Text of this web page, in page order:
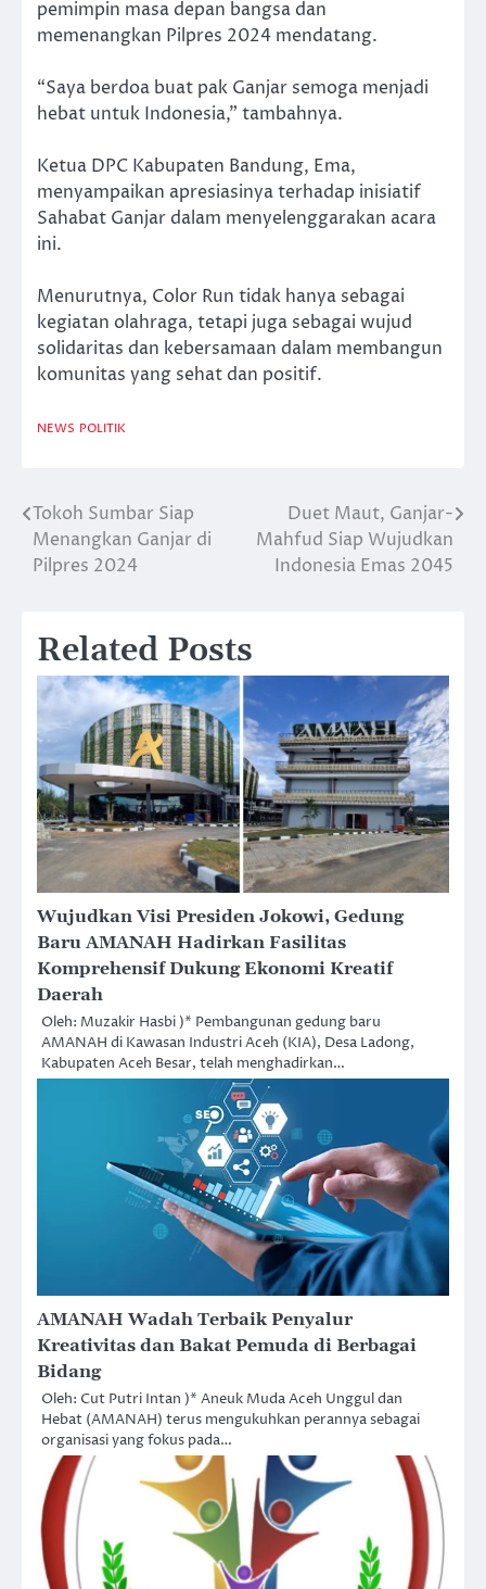
pemimpin masa depan bangsa dan
memenangkan Pilpres 2024 mendatang.
“Saya berdoa buat pak Ganjar semoga menjadi
hebat untuk Indonesia,” tambahnya.
Ketua DPC Kabupaten Bandung, Ema,
menyampaikan apresiasinya terhadap inisiatif
Sahabat Ganjar dalam menyelenggarakan acara
ini.
Menurutnya, Color Run tidak hanya sebagai
kegiatan olahraga, tetapi juga sebagai wujud
solidaritas dan kebersamaan dalam membangun
komunitas yang sehat dan positif.
NEWS POLITIK
Post
navigation
Tokoh Sumbar Siap
Menangkan Ganjar di
Pilpres 2024
Duet Maut, Ganjar-
Mahfud Siap Wujudkan
Indonesia Emas 2045
Related Posts
Wujudkan Visi Presiden Jokowi, Gedung
Baru AMANAH Hadirkan Fasilitas
Komprehensif Dukung Ekonomi Kreatif
Daerah
Oleh: Muzakir Hasbi )* Pembangunan gedung baru
AMANAH di Kawasan Industri Aceh (KIA), Desa Ladong,
Kabupaten Aceh Besar, telah menghadirkan…
AMANAH Wadah Terbaik Penyalur
Kreativitas dan Bakat Pemuda di Berbagai
Bidang
Oleh: Cut Putri Intan )* Aneuk Muda Aceh Unggul dan
Hebat (AMANAH) terus mengukuhkan perannya sebagai
organisasi yang fokus pada…